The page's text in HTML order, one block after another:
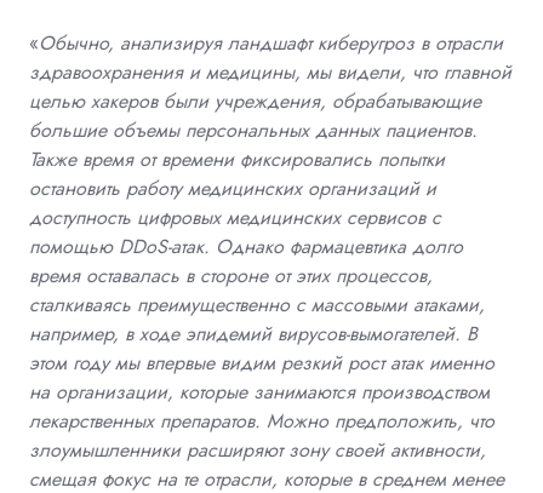
«Обычно, анализируя ландшафт киберугроз в отрасли
здравоохранения и медицины, мы видели, что главной
целью хакеров были учреждения, обрабатывающие
большие объемы персональных данных пациентов.
Также время от времени фиксировались попытки
остановить работу медицинских организаций и
доступность цифровых медицинских сервисов с
помощью DDoS-атак. Однако фармацевтика долго
время оставалась в стороне от этих процессов,
сталкиваясь преимущественно с массовыми атаками,
например, в ходе эпидемий вирусов-вымогателей. В
этом году мы впервые видим резкий рост атак именно
на организации, которые занимаются производством
лекарственных препаратов. Можно предположить, что
злоумышленники расширяют зону своей активности,
смещая фокус на те отрасли, которые в среднем менее